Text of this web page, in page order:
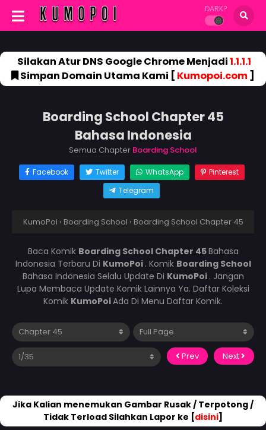
DARK?
Silakan Atur DNS Google Chrome Menjadi1.1.1.1
Simpan Domain Utama Kami [ Kumopoi.com]
Boarding School Chapter 45
Bahasa Indonesia
Semua Chapter Boarding School
Facebook Twitter WhatsApp
Pinterest
Telegram
KumoPoi › Boarding School › Boarding School Chapter 45
Baca Komik Boarding School Chapter 45Bahasa
Indonesia Terbaru Di KumoPoi . Komik Boarding School
Bahasa Indonesia Selalu Update Di KumoPoi . Jangan
Lupa Membaca Update Komik Lainnya Ya. Daftar Koleksi
Komik KumoPoiAda Di Menu Daftar Komik.
Prev Next
Jika Kalian menemukan Gambar Rusak / Terpotong /
Tidak Terload Silahkan Lapor ke [disini]